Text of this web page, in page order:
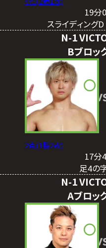
19分
スライディング
N-1
Bブロッ
2点(1勝2敗)
17分
足4の
N-1
Aブロッ